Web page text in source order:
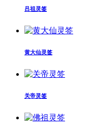
吕祖灵签
黄大仙灵签
关帝灵签